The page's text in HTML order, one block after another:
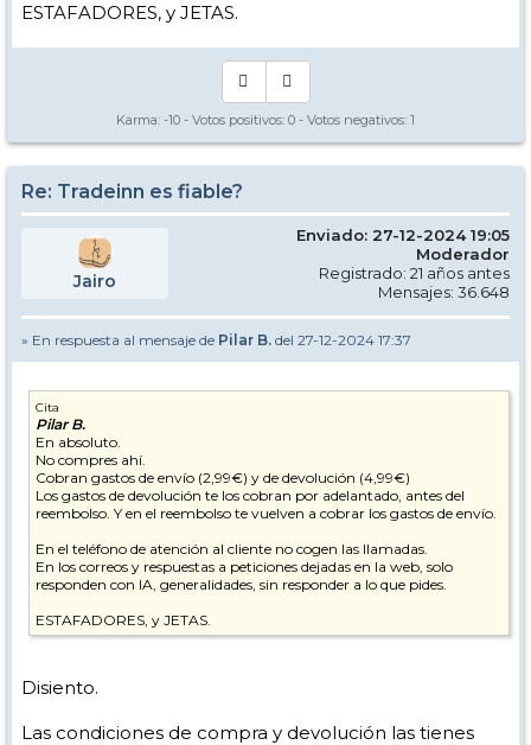
ESTAFADORES, y JETAS.
Karma: -10 - Votos positivos: 0 - Votos negativos: 1
Re: Tradeinn es fiable?
Jairo
Enviado: 27-12-2024 19:05
Moderador
Registrado: 21 años antes
Mensajes: 36.648
» En respuesta al mensaje de Pilar B. del 27-12-2024 17:37
Cita
Pilar B.
En absoluto.
No compres ahí.
Cobran gastos de envío (2,99€) y de devolución (4,99€)
Los gastos de devolución te los cobran por adelantado, antes del
reembolso. Y en el reembolso te vuelven a cobrar los gastos de envío.
En el teléfono de atención al cliente no cogen las llamadas.
En los correos y respuestas a peticiones dejadas en la web, solo
responden con IA, generalidades, sin responder a lo que pides.
ESTAFADORES, y JETAS.
Disiento.
Las condiciones de compra y devolución las tienes